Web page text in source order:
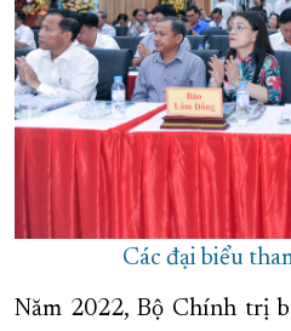
Các đại biểu
Năm 2022, Bộ Chính trị